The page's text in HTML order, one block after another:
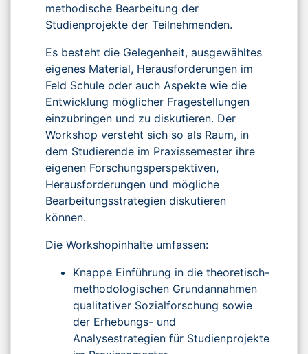
methodische Bearbeitung der
Studienprojekte der Teilnehmenden.
Es besteht die Gelegenheit, ausgewähltes
eigenes Material, Herausforderungen im
Feld Schule oder auch Aspekte wie die
Entwicklung möglicher Fragestellungen
einzubringen und zu diskutieren. Der
Workshop versteht sich so als Raum, in
dem Studierende im Praxissemester ihre
eigenen Forschungsperspektiven,
Herausforderungen und mögliche
Bearbeitungsstrategien diskutieren
können.
Die Workshopinhalte umfassen:
Knappe Einführung in die theoretisch-
methodologischen Grundannahmen
qualitativer Sozialforschung sowie
der Erhebungs- und
Analysestrategien für Studienprojekte